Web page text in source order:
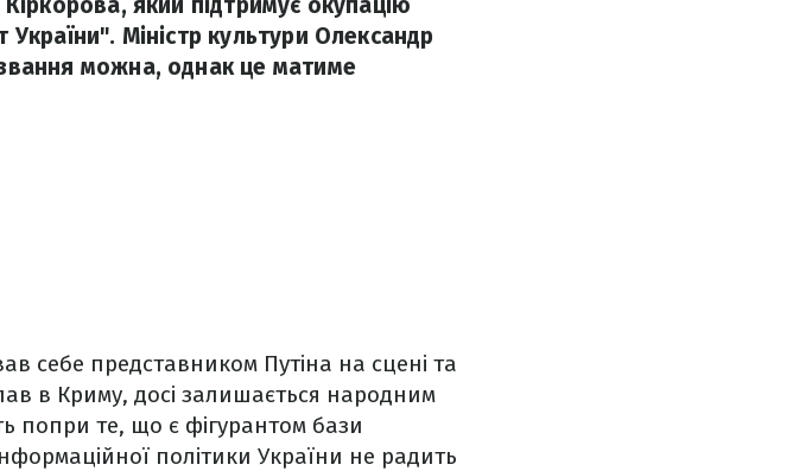
Міністр культури Олександр
можна, однак це матиме
себе представником Путіна на сцені та
в Криму, досі залишається народним
попри те, що є фігурантом бази
політики України не радить